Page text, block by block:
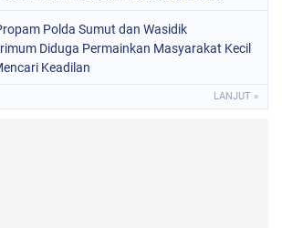
Polda Sumut dan Wasidik
Diduga Permainkan Masyarakat Kecil
Keadilan
LANJUT »